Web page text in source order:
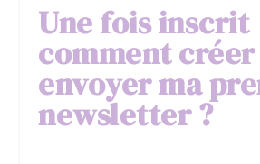
Une fois inscrit
comment
envoyer ma
newsletter ?